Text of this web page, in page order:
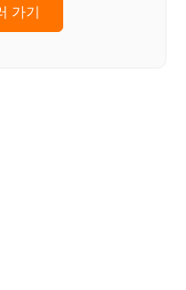
가기